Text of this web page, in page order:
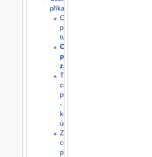
příkazy
Cestovní
příkazy
tuzemské
Cestovní
příkazy
zahraniční
Tuzemské
cestovní
příkazy
-
kontrola
údajů
Zahraniční
cestovní
příkazy